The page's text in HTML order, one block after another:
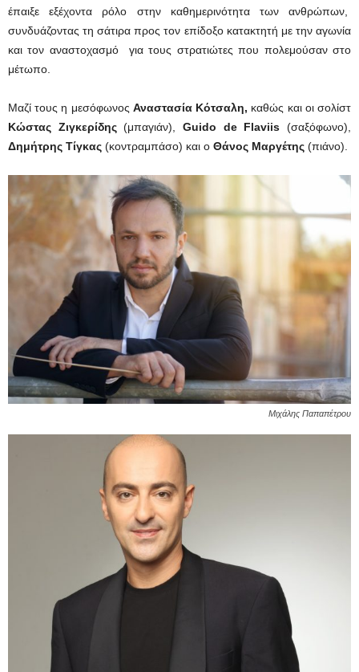
έπαιξε εξέχοντα ρόλο στην καθημερινότητα των ανθρώπων,
συνδυάζοντας τη σάτιρα προς τον επίδοξο κατακτητή με την αγωνία
και τον αναστοχασμό για τους στρατιώτες που πολεμούσαν στο
μέτωπο.
Μαζί τους η μεσόφωνος Αναστασία Κότσαλη, καθώς και οι σολίστ
Κώστας Ζιγκερίδης(μπαγιάν),Guido de Flaviis (σαξόφωνο),
Δημήτρης Τίγκας (κοντραμπάσο) και ο Θάνος Μαργέτης (πιάνο).
Μιχάλης Παπαπέτρου